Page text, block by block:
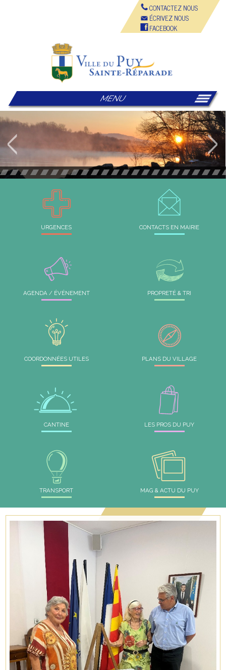
CONTACTEZ NOUS
ÉCRIVEZ NOUS
FACEBOOK
MENU
Le Puy-Sainte-Réparade, un village entre Durance et Provence
© Mairie du Puy Sainte Réparade
URGENCES CONTACTS EN MAIRIE
AGENDA / ÉVÉNEMENT PROPRETÉ & TRI
COORDONNÉES UTILES PLANS DU VILLAGE
CANTINE LES PROS DU PUY
TRANSPORT MAG & ACTU DU PUY